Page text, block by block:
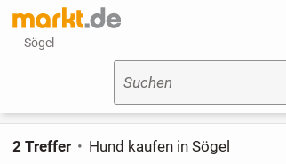
Sögel
Suchen
2 Treffer Hund kaufen in Sögel